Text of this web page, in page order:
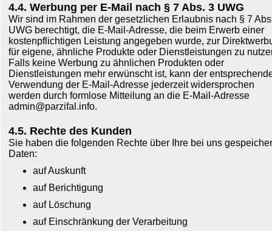
4.4. Werbung per E-Mail nach § 7 Abs. 3 UWG
Wir sind im Rahmen der gesetzlichen Erlaubnis nach § 7
UWG berechtigt, die E-Mail-Adresse, die beim Erwerb einer
kostenpflichtigen Leistung angegeben wurde, zur
für eigene, ähnliche Produkte oder Dienstleistungen zu
Falls keine Werbung zu ähnlichen Produkten oder
Dienstleistungen mehr erwünscht ist, kann der
Verwendung der E-Mail-Adresse jederzeit widersprochen
werden durch formlose Mitteilung an die E-Mail-Adresse
admin@parzifal.info.
4.5. Rechte des Kunden
Sie haben die folgenden Rechte über Ihre bei uns
Daten:
auf Auskunft
auf Berichtigung
auf Löschung
auf Einschränkung der Verarbeitung